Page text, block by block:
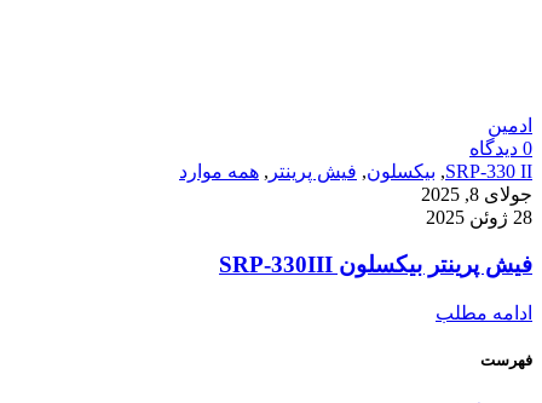
ادمین
0 دیدگاه
SRP-330 II
, بیکسلون, فیش پرینتر , همه موارد
جولای 8, 2025
28 ژوئن 2025
فیش پرینتر بیکسلون SRP-330III
ادامه مطلب
فهرست